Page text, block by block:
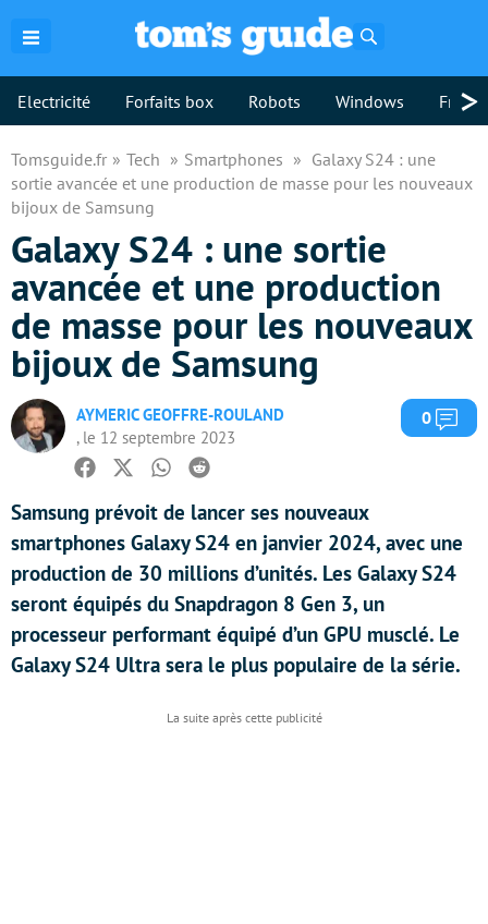
Electricité Forfaits box Robots Windows >
Tomsguide.fr Tech Smartphones
Galaxy S24 : une
sortie avancée et une production de masse pour les nouveaux
bijoux de Samsung
Galaxy S24 : une sortie
avancée et une production
de masse pour les nouveaux
bijoux de Samsung
AYMERIC GEOFFRE-ROULAND
, le 12 septembre 2023
0
Facebook
TwitterWhatsapp
Reddit
Samsung prévoit de lancer ses nouveaux
smartphones Galaxy S24 en janvier 2024, avec une
production de 30 millions d’unités. Les Galaxy S24
seront équipés du Snapdragon 8 Gen 3, un
processeur performant équipé d’un GPU musclé. Le
Galaxy S24 Ultra sera le plus populaire de la série.